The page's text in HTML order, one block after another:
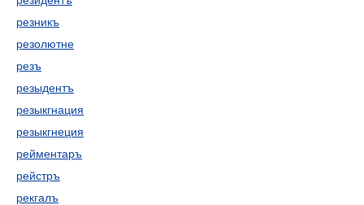
резникъ
резолютне
резъ
резыдентъ
резыкгнация
резыкгнеция
рейментаръ
рейстръ
рекгалъ